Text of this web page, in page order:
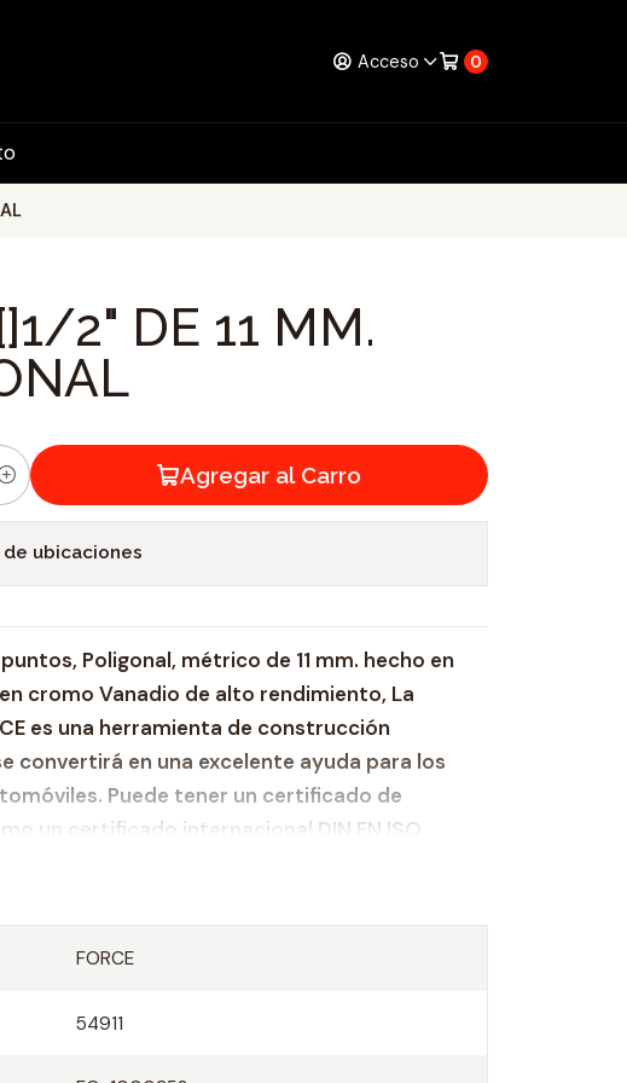
Acceso 0
2" DE 11 MM.
Agregar al Carro
ubicaciones
Poligonal, métrico de 11 mm. hecho en
cromo Vanadio de alto rendimiento, La
es una herramienta de construcción
convertirá en una excelente ayuda para los
Puede tener un certificado de
un certificado internacional DIN EN ISO
pesado hecho de acero reforzado Cr-V
todas las carracas de 1/2" y mangos en T
FORCE
54911